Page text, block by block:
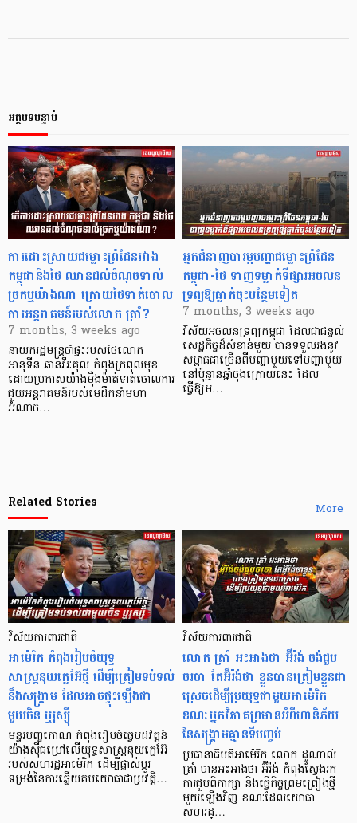
អត្ថបទបន្ទាប់
ការដោះស្រាយជម្លោះព្រំដែនរវាង
កម្ពុជានិងថៃ ឈានដល់ចំណុចទាល់
ច្រកឬយ៉ាងណា ក្រោយថៃទាត់ចោល
ការអន្តរាគមន៍របស់លោក ត្រាំ?
7 months, 3 weeks ago
នាយករដ្ឋមន្ត្រីចាំផ្ទះរបស់ថៃលោក
អានុទីន ឆានវីរៈគុល កំពុងក្រពុលមុខ
ដោយប្រកាសយ៉ាងម៉ឺងម៉ាត់ទាត់ចោលការ
ជួយអន្តរាគមន៍របស់មេដឹកនាំមហា
អំណាច…
អ្នកជំនាញបារម្ភបញ្ហាជម្លោះព្រំដែន
កម្ពុជា-ថៃ ទាញទម្លាក់ទីផ្សារអចលន
ទ្រព្យឱ្យធ្លាក់ចុះបន្ថែមទៀត
7 months, 3 weeks ago
វិស័យអចលនទ្រព្យកម្ពុជា ដែលជាជន្ទល់
សេដ្ឋកិច្ចដ៏សំខាន់មួយ បានទទួលរងនូវ
សម្ពាធជាច្រើនពីបញ្ហាមួយទៅបញ្ហាមួយ
នៅប៉ុន្មានឆ្នាំចុងក្រោយនេះ ដែល
ធ្វើឱ្យម…
More
Related Stories
វិស័យការពារជាតិ
អាម៉េរិក កំពុងរៀបចំយុទ្ធ
សាស្ត្រនុយក្លេអ៊ែថ្មី ដើម្បីត្រៀមទប់ទល់
នឹងសង្គ្រាម ដែលអាចផ្ទុះឡើងជា
មួយចិន ឬរុស្ស៊ី
មន្ទីរបញ្ចកោណ កំពុងរៀបចំធ្វើបដិវត្តន៍
យ៉ាងស៊ីជម្រៅលើយុទ្ធសាស្ត្រនុយក្លេអ៊ែ
របស់សហរដ្ឋអាម៉េរិក ដើម្បីផ្លាស់ប្តូរ
ទម្រង់នៃការឆ្លើយតបយោធាជាប្រវត្តិ…
វិស័យការពារជាតិ
លោក ត្រាំ អះអាងថា អ៊ីរ៉ង់ ចង់ជួប
ចរចា តែអ៊ីរ៉ង់ថា ខ្លួនបានត្រៀមខ្លួនជា
ស្រេចដើម្បីប្រយុទ្ធជាមួយអាម៉េរិក
ខណៈអ្នកវិភាគព្រមានអំពីហានិភ័យ
នៃសង្គ្រាមគ្មានទីបញ្ចប់
ប្រធានាធិបតីអាម៉េរិក លោក ដូណាល់
ត្រាំ បានអះអាងថា អ៊ីរ៉ង់ កំពុងស្វែងរក
ការជួបពិភាក្សា និងធ្វើកិច្ចព្រមព្រៀងថ្មី
មួយឡើងវិញ ខណៈដែលយោធា
សហរដ្…